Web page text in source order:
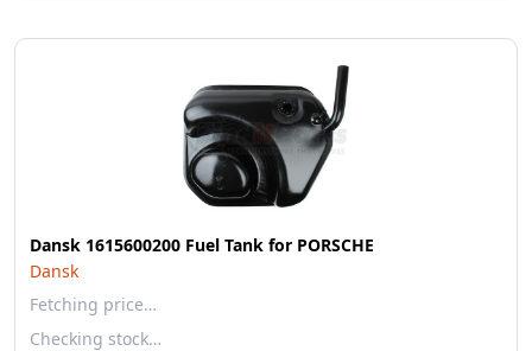
Dansk 1615600200 Fuel Tank for PORSCHE
Dansk
Fetching price…
Checking stock…